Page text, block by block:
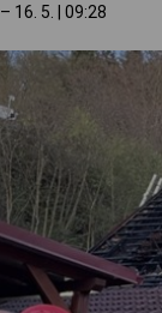
– 16. 5. 09:28